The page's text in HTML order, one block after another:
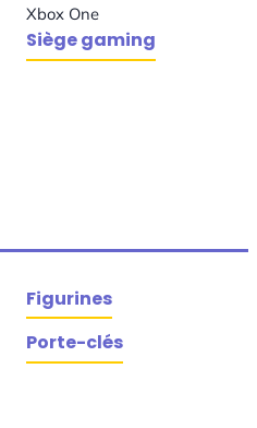
Xbox One
Siège gaming
Figurines
Porte-clés